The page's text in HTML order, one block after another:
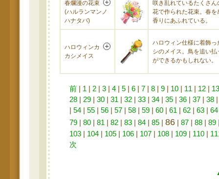
春爛漫の花束
(ハルランマンノ
ハナタバ)
咲き乱れているたくさん
花で作られた花束。春を
香りにあふれている。
ハロウィンカ
カシメイス
ハロウィン仕様に着飾っ
シのメイス。鳥を追い払
ができるかもしれない。
前 1 2 3 4 5 6 7 8 9 10 11 12
13
28
29 30 31 32 33 34 35 36 37 38
54 55 56 57 58 59 60 61 62 63 64
79
80 81 82 83 84 85 86 87 88 89
103
104 105 106 107 108 109 110
次